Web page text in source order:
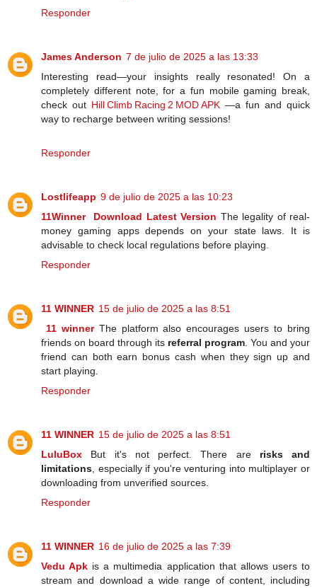
Responder
James Anderson 7 de julio de 2025 a las 13:33
Interesting read—your insights really resonated! On a
completely different note, for a fun mobile gaming break,
check out Hill Climb Racing 2 MOD APK —a fun and quick
way to recharge between writing sessions!
Responder
Lostlifeapp 9 de julio de 2025 a las 10:23
11Winner Download Latest Version The legality of real-
money gaming apps depends on your state laws. It is
advisable to check local regulations before playing.
Responder
11 WINNER 15 de julio de 2025 a las 8:51
11 winner The platform also encourages users to bring
friends on board through its referral program. You and your
friend can both earn bonus cash when they sign up and
start playing.
Responder
11 WINNER 15 de julio de 2025 a las 8:51
LuluBox But it's not perfect. There are risks and
limitations, especially if you're venturing into multiplayer or
downloading from unverified sources.
Responder
11 WINNER 16 de julio de 2025 a las 7:39
Vedu Apk is a multimedia application that allows users to
stream and download a wide range of content, including